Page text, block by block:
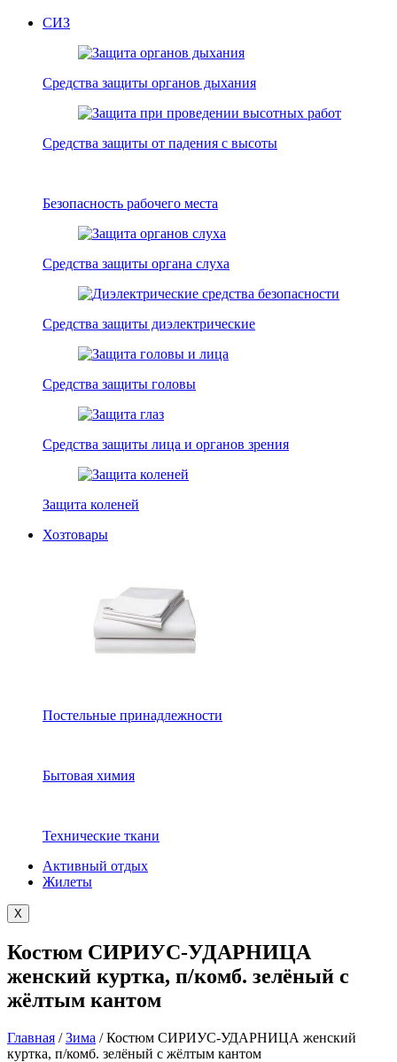
СИЗ
Средства защиты органов дыхания
Средства защиты от падения с высоты
Безопасность рабочего места
Средства защиты органа слуха
Средства защиты диэлектрические
Средства защиты головы
Средства защиты лица и органов зрения
Защита коленей
Хозтовары
Постельные принадлежности
Бытовая химия
Технические ткани
Активный отдых
Жилеты
X
Костюм СИРИУС-УДАРНИЦА
женский куртка, п/комб. зелёный с
жёлтым кантом
Главная /Зима / Костюм СИРИУС-УДАРНИЦА женский
куртка, п/комб. зелёный с жёлтым кантом